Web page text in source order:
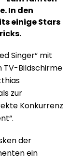
In den
einige Stars
Singer“ mit
TV-Bildschirme
zur
Konkurrenz
der
ein